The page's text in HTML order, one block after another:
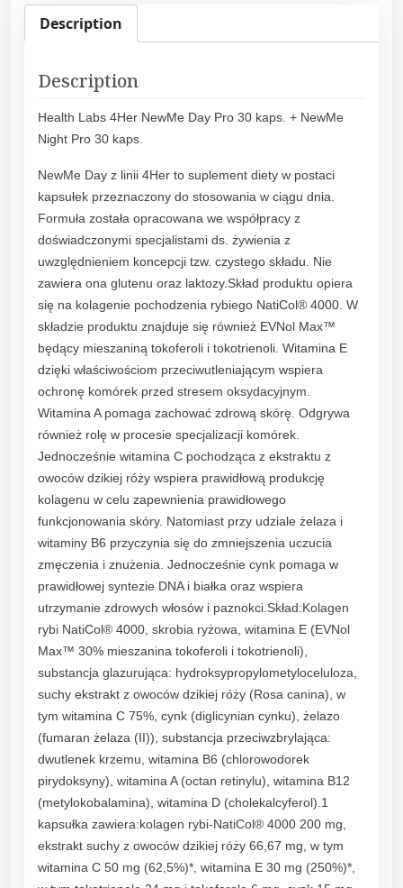
a
Description
Description
Health Labs 4Her NewMe Day Pro 30 kaps. + NewMe
Night Pro 30 kaps.
NewMe Day z linii 4Her to suplement diety w postaci
kapsułek przeznaczony do stosowania w ciągu dnia.
Formuła została opracowana we współpracy z
doświadczonymi specjalistami ds. żywienia z
uwzględnieniem koncepcji tzw. czystego składu. Nie
zawiera ona glutenu oraz laktozy.Skład produktu opiera
się na kolagenie pochodzenia rybiego NatiCol® 4000. W
składzie produktu znajduje się również EVNol Max™
będący mieszaniną tokoferoli i tokotrienoli. Witamina E
dzięki właściwościom przeciwutleniającym wspiera
ochronę komórek przed stresem oksydacyjnym.
Witamina A pomaga zachować zdrową skórę. Odgrywa
również rolę w procesie specjalizacji komórek.
Jednocześnie witamina C pochodząca z ekstraktu z
owoców dzikiej róży wspiera prawidłową produkcję
kolagenu w celu zapewnienia prawidłowego
funkcjonowania skóry. Natomiast przy udziale żelaza i
witaminy B6 przyczynia się do zmniejszenia uczucia
zmęczenia i znużenia. Jednocześnie cynk pomaga w
prawidłowej syntezie DNA i białka oraz wspiera
utrzymanie zdrowych włosów i paznokci.Skład:Kolagen
rybi NatiCol® 4000, skrobia ryżowa, witamina E (EVNol
Max™ 30% mieszanina tokoferoli i tokotrienoli),
substancja glazurująca: hydroksypropylometyloceluloza,
suchy ekstrakt z owoców dzikiej róży (Rosa canina), w
tym witamina C 75%, cynk (diglicynian cynku), żelazo
(fumaran żelaza (II)), substancja przeciwzbrylająca:
dwutlenek krzemu, witamina B6 (chlorowodorek
pirydoksyny), witamina A (octan retinylu), witamina B12
(metylokobalamina), witamina D (cholekalcyferol).1
kapsułka zawiera:kolagen rybi‑NatiCol® 4000 200 mg,
ekstrakt suchy z owoców dzikiej róży 66,67 mg, w tym
witamina C 50 mg (62,5%)*, witamina E 30 mg (250%)*,